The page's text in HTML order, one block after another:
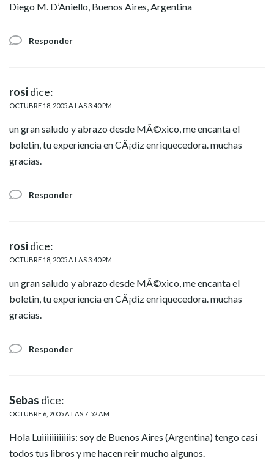
Diego M. D’Aniello, Buenos Aires, Argentina
Responder
rosidice:
OCTUBRE 18, 2005 A LAS 3:40 PM
un gran saludo y abrazo desde MÃ©xico, me encanta el
boletin, tu experiencia en CÃ¡diz enriquecedora. muchas
gracias.
Responder
rosidice:
OCTUBRE 18, 2005 A LAS 3:40 PM
un gran saludo y abrazo desde MÃ©xico, me encanta el
boletin, tu experiencia en CÃ¡diz enriquecedora. muchas
gracias.
Responder
Sebas dice:
OCTUBRE 6, 2005 A LAS 7:52 AM
Hola Luiiiiiiiiiiiis: soy de Buenos Aires (Argentina) tengo casi
todos tus libros y me hacen reir mucho algunos.